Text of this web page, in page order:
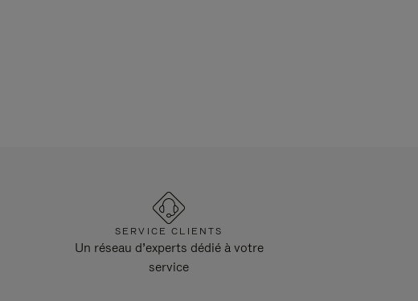
SERVICE CLIENTS
Un réseau d’experts dédié à votre
service